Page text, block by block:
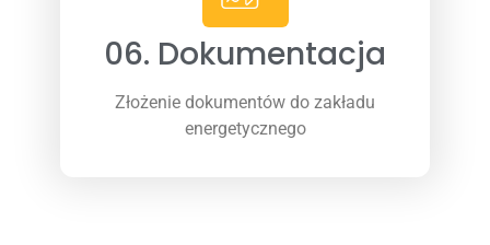
06. Dokumentacja
Złożenie dokumentów do zakładu
energetycznego